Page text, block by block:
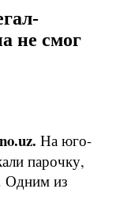
не смог
На юго-
парочку,
Одним из